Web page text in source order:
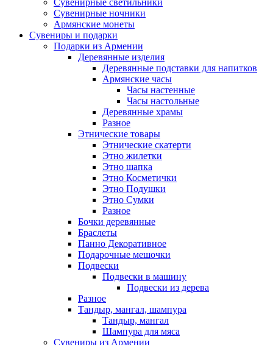
Сувенирные светильники
Сувенирные ночники
Армянские монеты
Сувениры и подарки
Подарки из Армении
Деревянные изделия
Деревянные подставки для напитков
Армянские часы
Часы настенные
Часы настольные
Деревянные храмы
Разное
Этнические товары
Этнические скатерти
Этно жилетки
Этно шапка
Этно Косметички
Этно Подушки
Этно Сумки
Разное
Бочки деревянные
Браслеты
Панно Декоративное
Подарочные мешочки
Подвески
Подвески в машину
Подвески из дерева
Разное
Тандыр, мангал, шампура
Тандыр, мангал
Шампура для мяса
Сувениры из Армении